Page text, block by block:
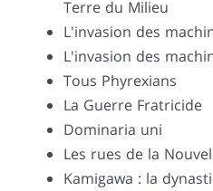
Terre du Milieu
L'invasion des
L'invasion des
Tous Phyrexians
La Guerre Fratricide
Dominaria uni
Les rues de la
Kamigawa : la